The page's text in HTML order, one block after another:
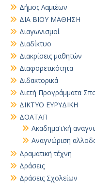
Δήμος Λαμιέων
ΔΙΑ ΒΙΟΥ ΜΑΘΗΣΗ
Διαγωνισμοί
Διαδίκτυο
Διακρίσεις μαθητών
Διαφορετικότητα
Διδακτορικά
Διετή Προγράμματα
ΔΙΚΤΥΟ ΕΥΡΥΔΙΚΗ
ΔΟΑΤΑΠ
Ακαδημα'ι'κή
Αναγνώριση
Δραματική τέχνη
Δράσεις
Δράσεις Σχολείων